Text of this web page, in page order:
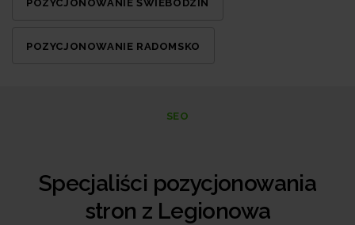
POZYCJONOWANIE ŚWIEBODZIN
POZYCJONOWANIE RADOMSKO
SEO
Specjaliści pozycjonowania
stron z Legionowa